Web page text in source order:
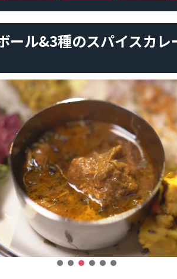
ール&3種のスパイスカ